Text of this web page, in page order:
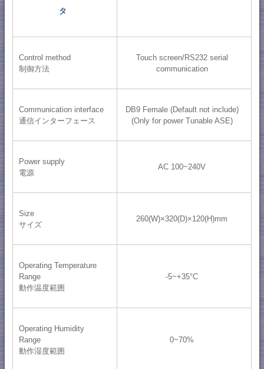
タ
Control method
制御方法
Touch screen/RS232 serial
communication
Communication interface
通信インターフェース
DB9 Female (Default not include)
(Only for power Tunable ASE)
Power supply
電源
AC 100~240V
Size
サイズ
260(W)×320(D)×120(H)mm
Operating Temperature
Range
動作温度範囲
-5~+35°C
Operating Humidity
Range
動作湿度範囲
0~70%